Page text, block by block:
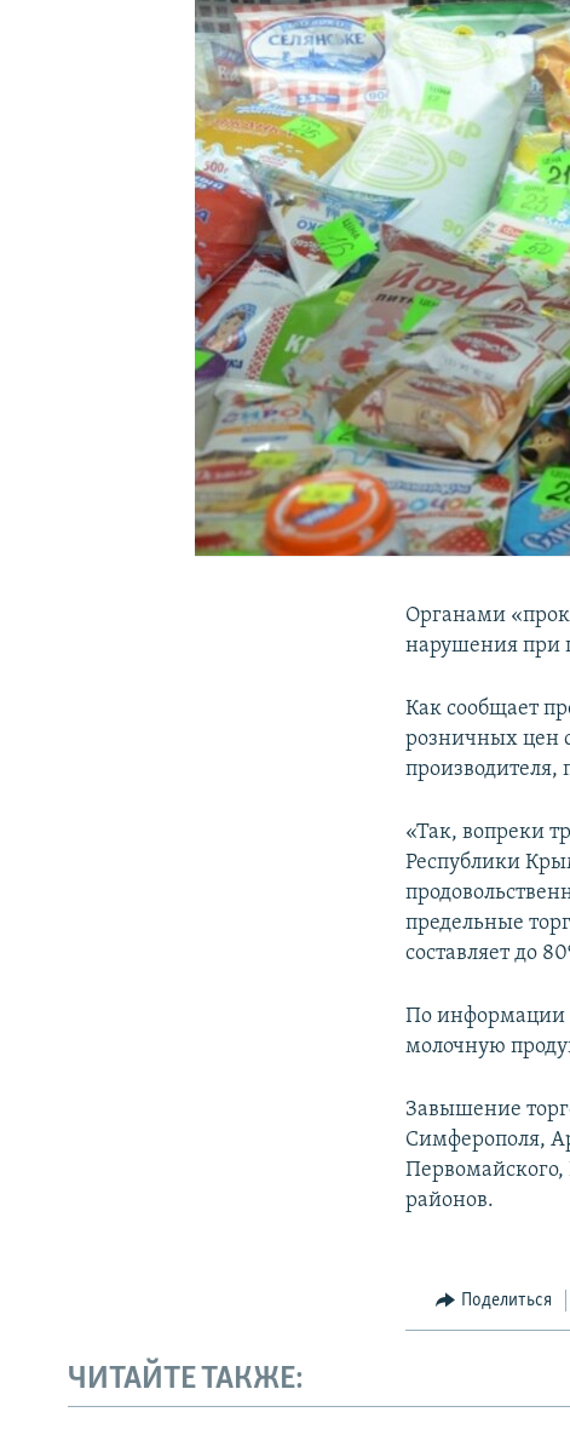
КРЫМ.НЕПОКОРЕННЫЙ
УКРАИНСКАЯ ПРОБЛЕМА КРЫМА
Органами
нарушения при
Как сообщает
розничных цен
«Так, вопреки
Республики
предельные
составляет до
По информации
молочную
Завышение
Симферополя,
Первомайского,
районов.
Поделиться
ЧИТАЙТЕ ТАКЖЕ: